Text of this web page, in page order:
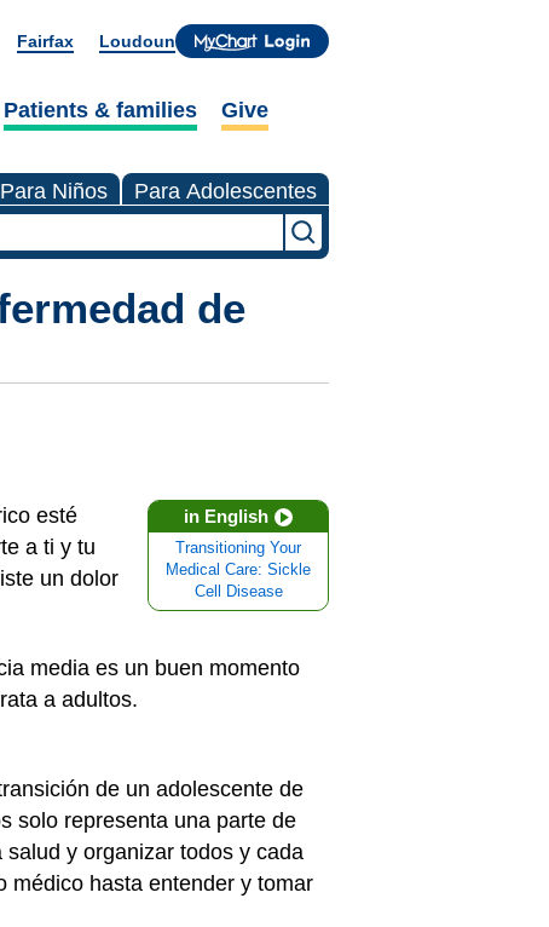
Fairfax Loudoun
Patients & families Give
Para Niños Para Adolescentes
de
in English
Transitioning Your
Medical Care: Sickle
Cell Disease
esté
a ti y tu
un dolor
media es un buen momento
a adultos.
de un adolescente de
solo representa una parte de
y organizar todos y cada
médico hasta entender y tomar